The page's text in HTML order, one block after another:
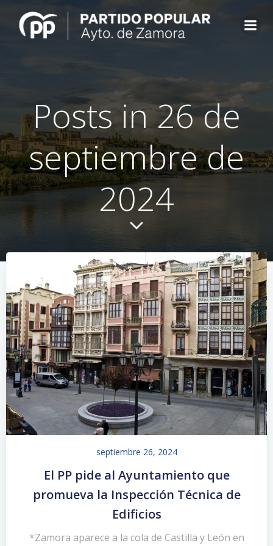
al
contenido
Posts in 26 de
septiembre de
2024
septiembre 26, 2024
El PP pide al Ayuntamiento que
promueva la Inspección Técnica de
Edificios
*Zamora aparece a la cola de Castilla y León en